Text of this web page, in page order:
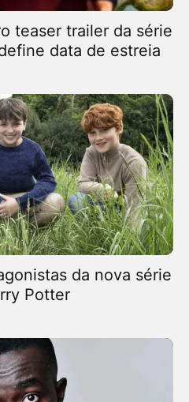
teaser trailer da série
data de estreia
da nova série
Potter